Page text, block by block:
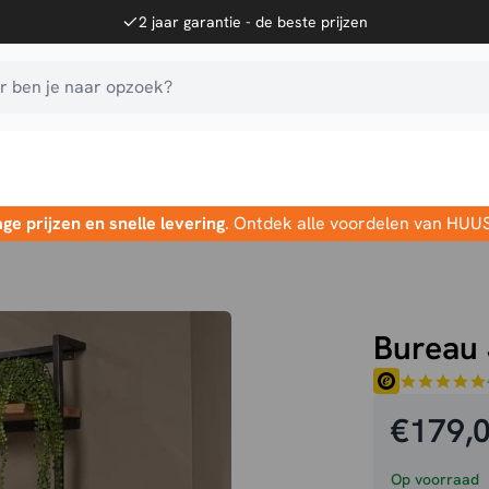
2 jaar garantie - de beste prijzen
ben je naar opzoek?
prijzen en snelle levering. Ontdek alle voordelen van
€
Op voorraad